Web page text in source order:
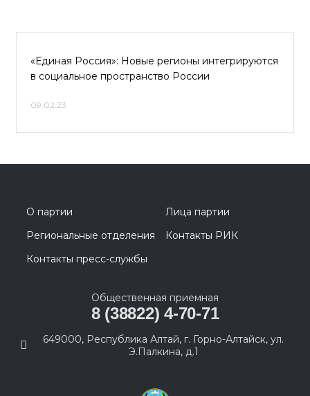
«Единая Россия»: Новые регионы интегрируются
в социальное пространство России
09.02.23
О партии
Лица партии
Региональные отделения
Контакты РИК
Контакты пресс-службы
Общественная приемная
8 (38822) 4-70-71
649000, Республика Алтай, г. Горно-Алтайск, ул.
Э.Палкина, д.1